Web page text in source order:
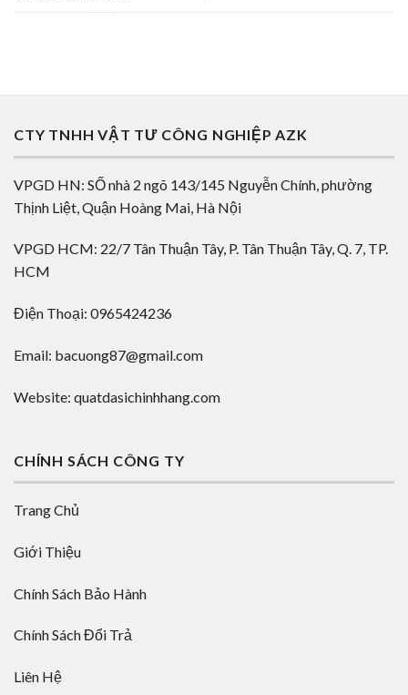
CTY TNHH VẬT TƯ CÔNG NGHIỆP AZK
VPGD HN: SỐ nhà 2 ngõ 143/145 Nguyễn Chính, phường
Thịnh Liệt, Quận Hoàng Mai, Hà Nội
VPGD HCM: 22/7 Tân Thuận Tây, P. Tân Thuận Tây, Q. 7, TP.
HCM
Điện Thoại: 0965424236
Email: bacuong87@gmail.com
Website: quatdasichinhhang.com
CHÍNH SÁCH CÔNG TY
Trang Chủ
Giới Thiệu
Chính Sách Bảo Hành
Chính Sách Đổi Trả
Liên Hệ